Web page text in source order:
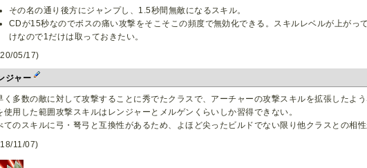
その名の通り後方にジャンプし、1.5秒間無敵になるスキル。
CDが15秒なのでボスの痛い攻撃をそこそこの頻度で無効化できる。スキルレベルが上がっ
けなので1だけは取っておきたい。
05/17)
ジャー
く多数の敵に対して攻撃することに秀でたクラスで、アーチャーの攻撃スキルを拡張したよう
使用した範囲攻撃スキルはレンジャーとメルゲンくらいしか習得できない。
てのスキルに弓・弩弓と互換性があるため、よほど尖ったビルドでない限り他クラスとの相性
11/07)